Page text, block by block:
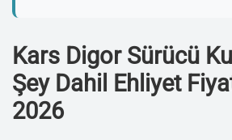
Kars Digor Sürücü
Şey Dahil Ehliyet
2026